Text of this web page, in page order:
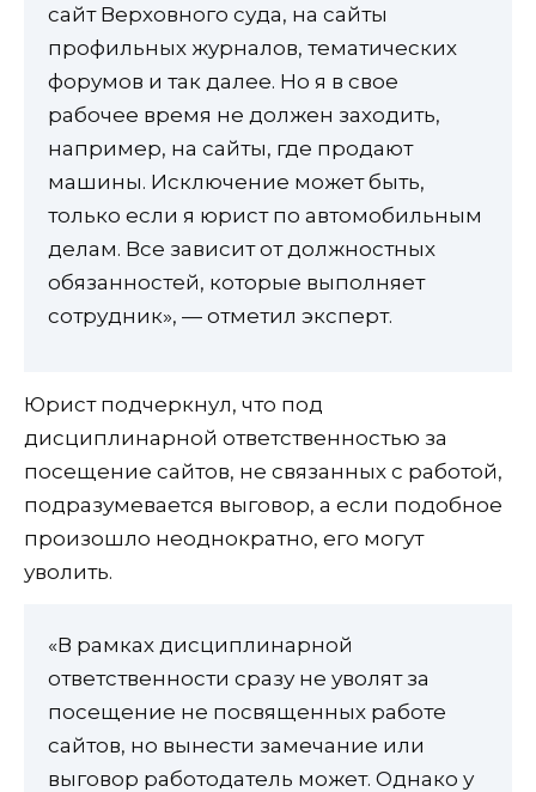
сайт Верховного суда, на сайты
профильных журналов, тематических
форумов и так далее. Но я в свое
рабочее время не должен заходить,
например, на сайты, где продают
машины. Исключение может быть,
только если я юрист по автомобильным
делам. Все зависит от должностных
обязанностей, которые выполняет
сотрудник», — отметил эксперт.
Юрист подчеркнул, что под
дисциплинарной ответственностью за
посещение сайтов, не связанных с работой,
подразумевается выговор, а если подобное
произошло неоднократно, его могут
уволить.
«В рамках дисциплинарной
ответственности сразу не уволят за
посещение не посвященных работе
сайтов, но вынести замечание или
выговор работодатель может. Однако у